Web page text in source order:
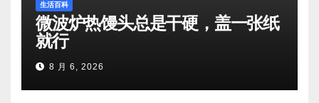
生活百科
微波炉热馒头总是干硬，盖一张纸
就行
8 月 6, 2026